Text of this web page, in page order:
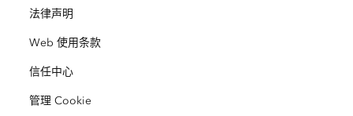
Esri Store
ArcWatch
Esri Press
Esri 视频
业务行为准则
教育
法律声明
Web 使用条款
信任中心
管理 Cookie